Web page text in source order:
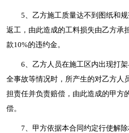
5、乙方施工质量达不到图纸和
返工，由此造成的工料损失由乙方承
款10%的违约金。
6、乙方人员在施工区内出现打
全事故等情况时，所产生的对乙方人
担责任并负责赔偿，由此造成的甲方
偿。
7、甲方依据本合同约定行使解